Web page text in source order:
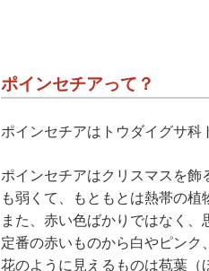
ポインセチアって？
ポインセチアはトウダイグサ科
ポインセチアはクリスマスを飾
も弱くて、もともとは熱帯の植
また、赤い色ばかりではなく、
定番の赤いものから白やピン
花のように見えるものは苞葉（